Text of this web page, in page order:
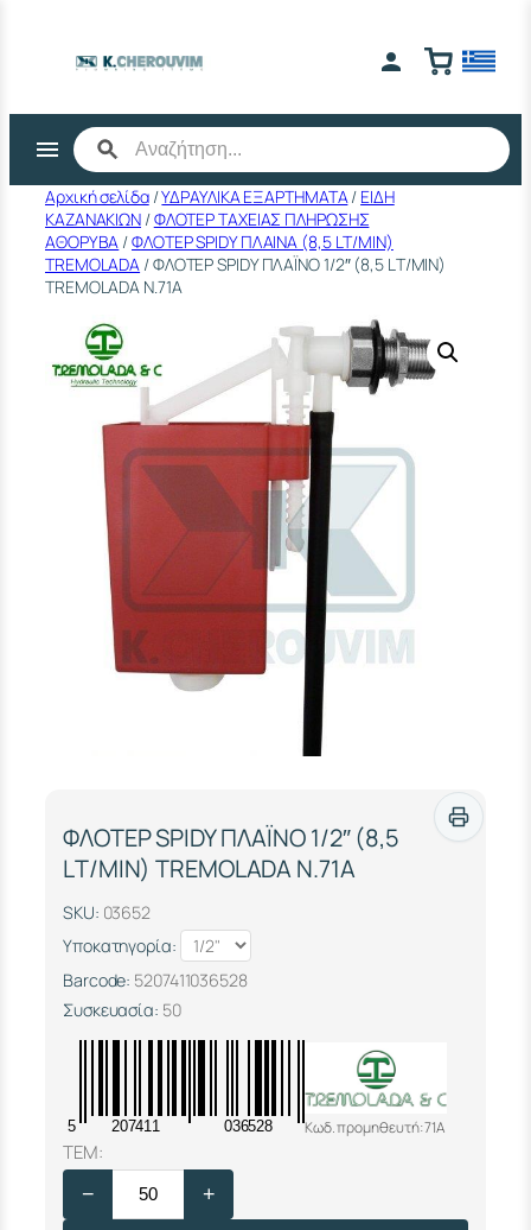
περιεχόμενο
Αρχική σελίδα/ΥΔΡΑΥΛΙΚΑ ΕΞΑΡΤΗΜΑΤΑ / ΕΙΔΗ
ΚΑΖΑΝΑΚΙΩΝ /ΦΛΟΤΕΡ ΤΑΧΕΙΑΣ ΠΛΗΡΩΣΗΣ
ΑΘΟΡΥΒΑ /ΦΛΟΤΕΡ SΡΙDΥ ΠΛΑΙΝΑ (8,5 LΤ/ΜΙΝ)
ΤRΕΜΟLΑDΑ / ΦΛΟΤΕΡ SPIDY ΠΛΑΪΝΟ 1/2″ (8,5 LΤ/ΜΙΝ)
TREMOLADA Ν.71Α
ΦΛΟΤΕΡ SPIDY ΠΛΑΪΝΟ 1/2″ (8,5
LΤ/ΜΙΝ) TREMOLADA Ν.71Α
SKU: 03652
Υποκατηγορία:
Barcode: 5207411036528
Συσκευασία: 50
5 207411 036528 Κωδ. προμηθευτή: 71A
ΤΕΜ:
Φ
Λ
Τ
− +